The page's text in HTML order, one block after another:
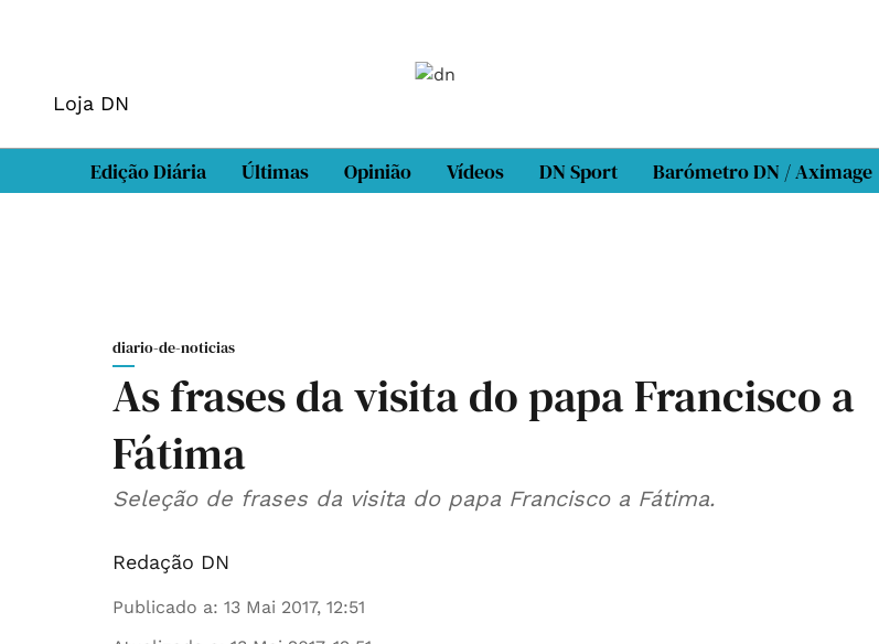
Loja DN
Edição Diária Últimas Opinião Vídeos DN Sport Barómetro DN / Aximage
diario-de-noticias
As frases da visita do papa Francisco a
Fátima
Seleção de frases da visita do papa Francisco a Fátima.
Redação DN
Publicado a: 13 Mai 2017, 12:51